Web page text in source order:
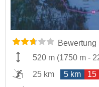
Bewertung
520 m (1750 m -
25 km
5 km 15